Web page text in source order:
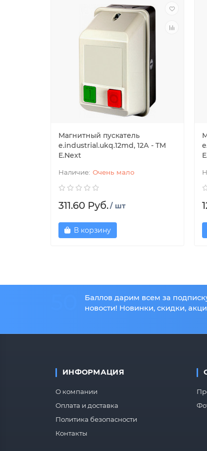
Магнитный пускатель
e.industrial.ukq.12md, 12А - TM
E.Next
Очень мало
311.60 Руб./ шт
В корзину
Баллов дарим всем за
новости! Новинки, скидки,
ИНФОРМАЦИЯ
О компании
Оплата и доставка
Политика безопасности
Контакты